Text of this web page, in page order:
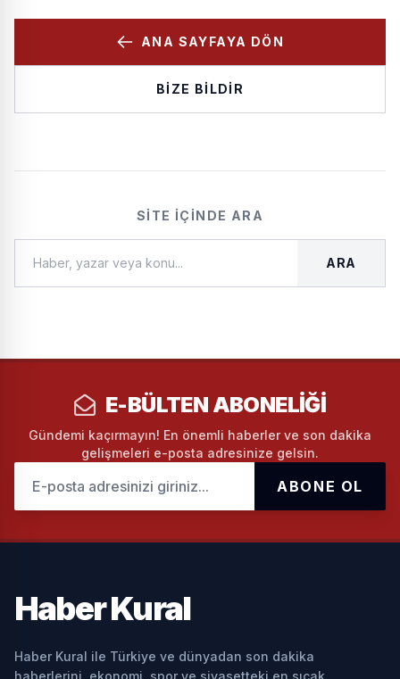
ANA SAYFAYA DÖN
BIZE BILDIR
SITE İÇINDE ARA
ARA
E-BÜLTEN ABONELIĞI
Gündemi kaçırmayın! En önemli haberler ve son dakika
gelişmeleri e-posta adresinize gelsin.
ABONE OL
HaberKural
Haber Kural ile Türkiye ve dünyadan son dakika
haberlerini, ekonomi, spor ve siyasetteki en sıcak